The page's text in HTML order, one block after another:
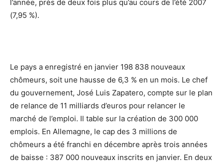
l’année, près de deux fois plus qu’au cours de l’été 2007
(7,95 %).
Le pays a enregistré en janvier 198 838 nouveaux
chômeurs, soit une hausse de 6,3 % en un mois. Le chef
du gouvernement, José Luis Zapatero, compte sur le plan
de relance de 11 milliards d’euros pour relancer le
marché de l’emploi. Il table sur la création de 300 000
emplois. En Allemagne, le cap des 3 millions de
chômeurs a été franchi en décembre après trois années
de baisse : 387 000 nouveaux inscrits en janvier. En deux